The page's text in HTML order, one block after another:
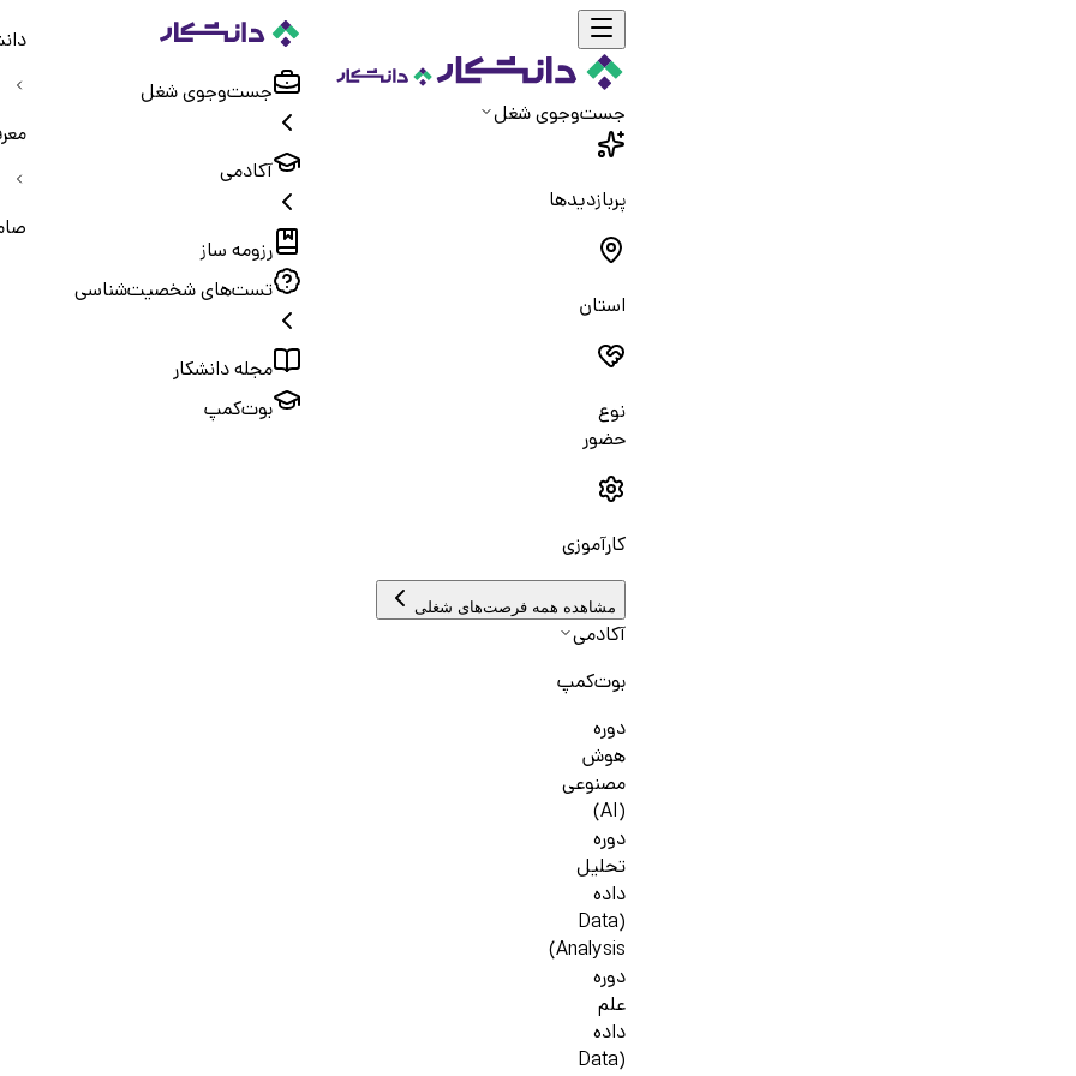
جست‌و‌جوی شغل
پربازدیدها
استان
نوع
حضور
کارآموزی
مشاهده همه فرصت‌های شغلی
آکادمی
بوت‌کمپ
دوره
هوش
مصنوعی
(AI)
دوره
تحلیل
داده
(Data
Analysis)
دوره
علم
داده
(Data
جست‌و‌جوی شغل
آکادمی
رزومه ساز
تست‌های شخصیت‌شناسی
مجله دانشکار
بوت‌کمپ